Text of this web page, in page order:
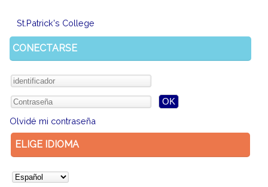
St.Patrick's College
ELIGE IDIOMA
CONECTARSE
Olvidé mi contraseña